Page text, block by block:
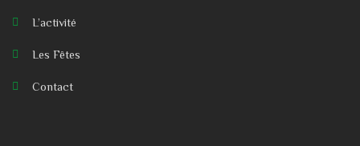
L’activité
Les Fêtes
Contact